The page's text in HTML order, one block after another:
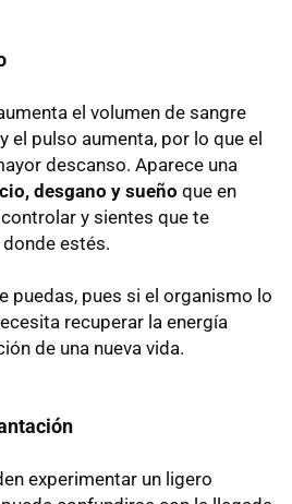
el volumen de sangre
el pulso aumenta, por lo que el
descanso. Aparece una
desgano y sueño que en
y sientes que te
estés.
puedas, pues si el organismo lo
recuperar la energía
de una nueva vida.
experimentar un ligero